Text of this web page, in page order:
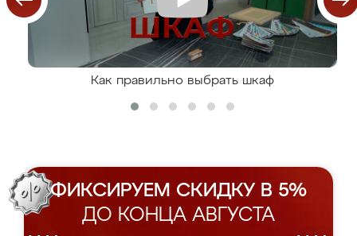
Как правильно выбрать шкаф
ФИКСИРУЕМ СКИДКУ В 5%
ДО КОНЦА АВГУСТА